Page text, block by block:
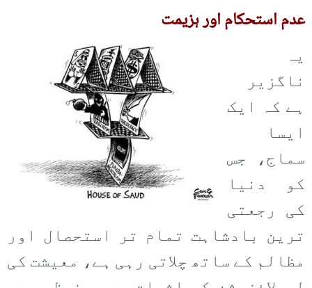
عدم استحکام اور ہزیمت
یہ
ناگزیر
ہے کہ ایک
ایسا
سماج، جس
کو دنیا
کی رجعتی
ترین بادشاہت تمام تر استحصال اور
مظالم کے ساتھ چلاتی رہی ہے، معیشت کی